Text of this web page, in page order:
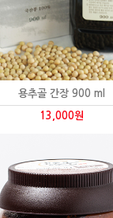
용추골 간장 900 ml
13,000원